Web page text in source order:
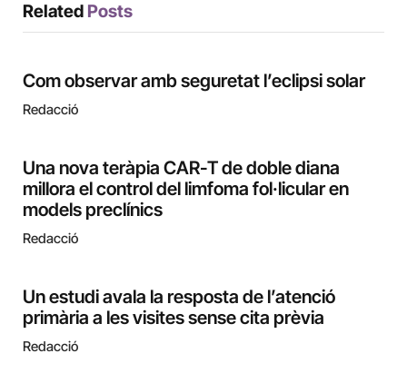
Related Posts
Com observar amb seguretat l’eclipsi solar
Redacció
Una nova teràpia CAR-T de doble diana
millora el control del limfoma fol·licular en
models preclínics
Redacció
Un estudi avala la resposta de l’atenció
primària a les visites sense cita prèvia
Redacció